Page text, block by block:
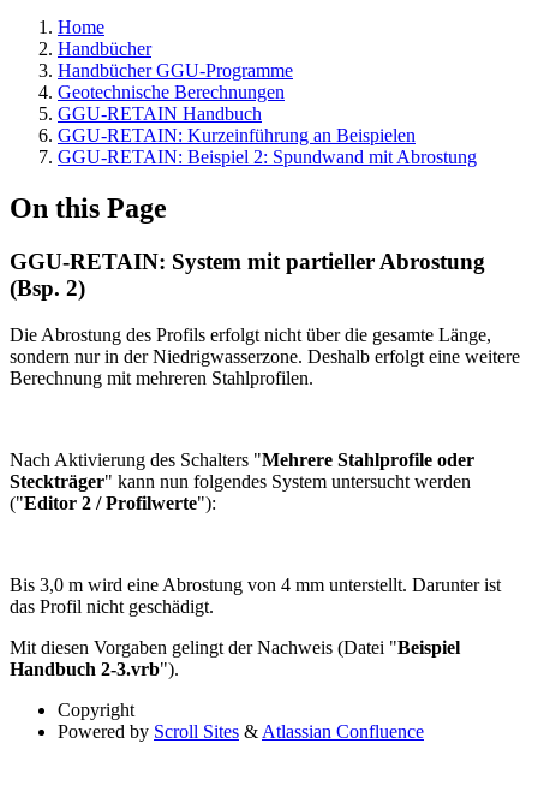
Home
Handbücher
Handbücher GGU-Programme
Geotechnische Berechnungen
GGU-RETAIN Handbuch
GGU-RETAIN: Kurzeinführung an Beispielen
GGU-RETAIN: Beispiel 2: Spundwand mit Abrostung
On this Page
GGU-RETAIN: System mit partieller Abrostung
(Bsp. 2)
Die Abrostung des Profils erfolgt nicht über die gesamte Länge,
sondern nur in der Niedrigwasserzone. Deshalb erfolgt eine weitere
Berechnung mit mehreren Stahlprofilen.
Nach Aktivierung des Schalters "Mehrere Stahlprofile oder
Steckträger" kann nun folgendes System untersucht werden
("Editor 2 / Profilwerte"):
Bis 3,0 m wird eine Abrostung von 4 mm unterstellt. Darunter ist
das Profil nicht geschädigt.
Mit diesen Vorgaben gelingt der Nachweis (Datei "Beispiel
Handbuch 2-3.vrb").
Copyright
Powered by Scroll Sites & Atlassian Confluence